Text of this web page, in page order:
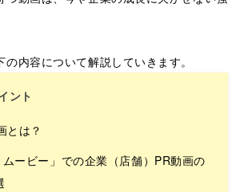
内容について解説していきます。
ント
とは？
ムービー」での企業（店舗）PR動画の